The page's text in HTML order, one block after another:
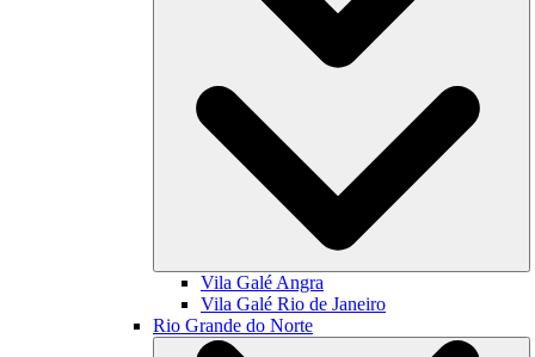
Vila Galé Angra
Vila Galé Rio de Janeiro
Rio Grande do Norte